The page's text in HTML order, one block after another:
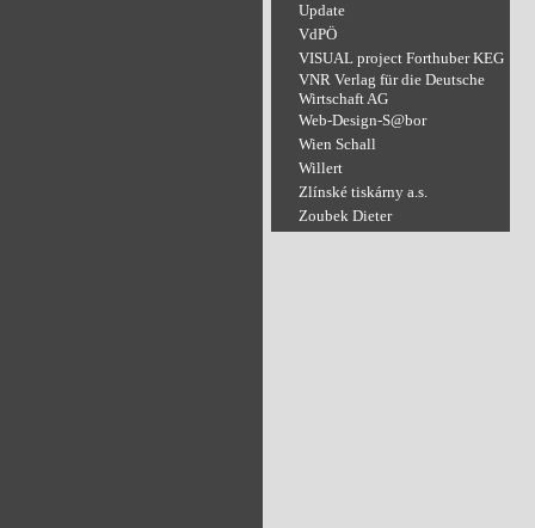
Update
VdPÖ
VISUAL project Forthuber KEG
VNR Verlag für die Deutsche
Wirtschaft AG
Web-Design-S@bor
Wien Schall
Willert
Zlínské tiskárny a.s.
Zoubek Dieter